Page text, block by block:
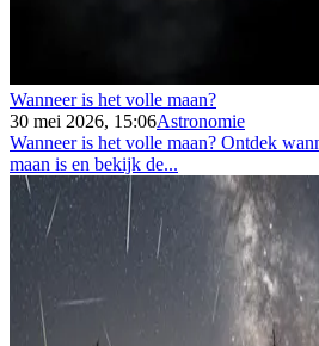
Wanneer is het volle maan?
30 mei 2026, 15:06Astronomie
Wanneer is het volle maan? Ontdek
maan is en bekijk de...